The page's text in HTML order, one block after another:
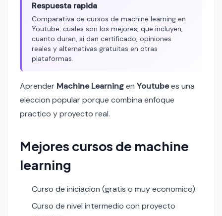
Respuesta rapida
Comparativa de cursos de machine learning en
Youtube: cuales son los mejores, que incluyen,
cuanto duran, si dan certificado, opiniones
reales y alternativas gratuitas en otras
plataformas.
Aprender Machine Learningen Youtubees una
eleccion popular porque combina enfoque
practico y proyecto real.
Mejores cursos de machine
learning
Curso de iniciacion (gratis o muy economico).
Curso de nivel intermedio con proyecto